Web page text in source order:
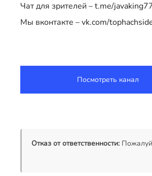
Чат для зрителей – t.me/
Мы вконтакте – vk.com/
Посмотреть канал
Отказ от ответственности: